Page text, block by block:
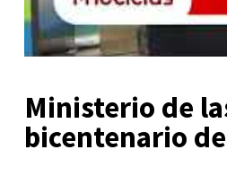
Ministerio de
bicentenario